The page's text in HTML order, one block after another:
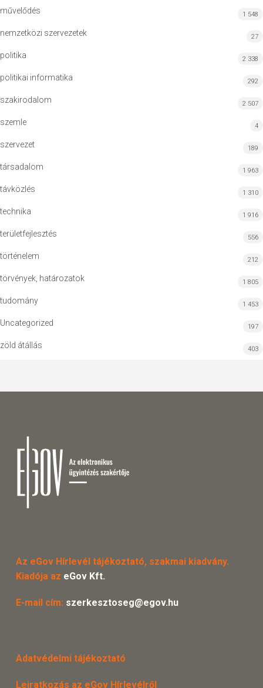
művelődés 1 548
nemzetközi szervezetek 27
politika 2 338
politikai informatika 292
szakirodalom 2 507
szemle 4
szervezet 189
társadalom 1 963
távközlés 1 310
technika 1 916
területfejlesztés 556
történelem 212
törvények, határozatok 1 805
tudomány 1 453
Uncategorized 197
zöld átállás 403
Az eGov Hírlevél tájékoztató, szakmai kiadvány.
Kiadója az eGov Kft.
E-mail cím: szerkesztoseg@egov.hu
Adatvédelmi tájékoztató
Leiratkozás az eGov Hírlevélről